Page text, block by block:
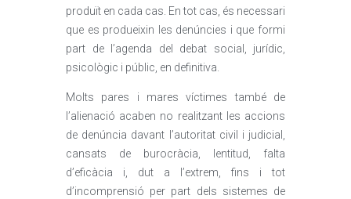
produït en cada cas. En tot cas, és necessari
que es produeixin les denúncies i que formi
part de l’agenda del debat social, jurídic,
psicològic i públic, en definitiva.
Molts pares i mares víctimes també de
l’alienació acaben no realitzant les accions
de denúncia davant l’autoritat civil i judicial,
cansats de burocràcia, lentitud, falta
d’eficàcia i, dut a l’extrem, fins i tot
d’incomprensió per part dels sistemes de